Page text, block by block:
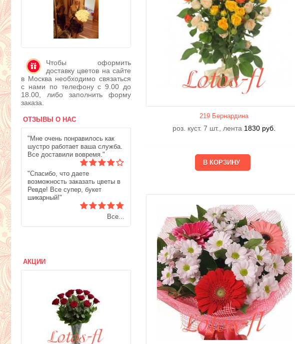
Чтобы оформить
доставку цветов на сайте
в Москва необходимо связаться
с нами по телефону с 9.00 до
18.00, либо заполнить форму
заказа.
ОТЗЫВЫ О НАС
"Мне очень понравилось как
шустро работает ваша служба.
Все доставили вовремя."
"Спасибо, что даете
возможность заказать цветы в
Ревде! Все супер, букет
шикарный!"
Все...
АКЦИИ
219 Бернардина
роз. куст. 7 шт., лента 1830 руб.